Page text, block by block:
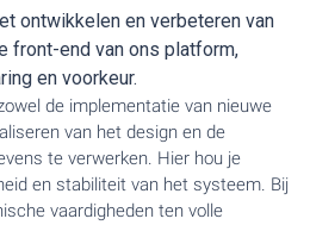
ontwikkelen en verbeteren van
front-end van ons platform,
en voorkeur.
de implementatie van nieuwe
van het design en de
te verwerken. Hier hou je
en stabiliteit van het systeem. Bij
vaardigheden ten volle